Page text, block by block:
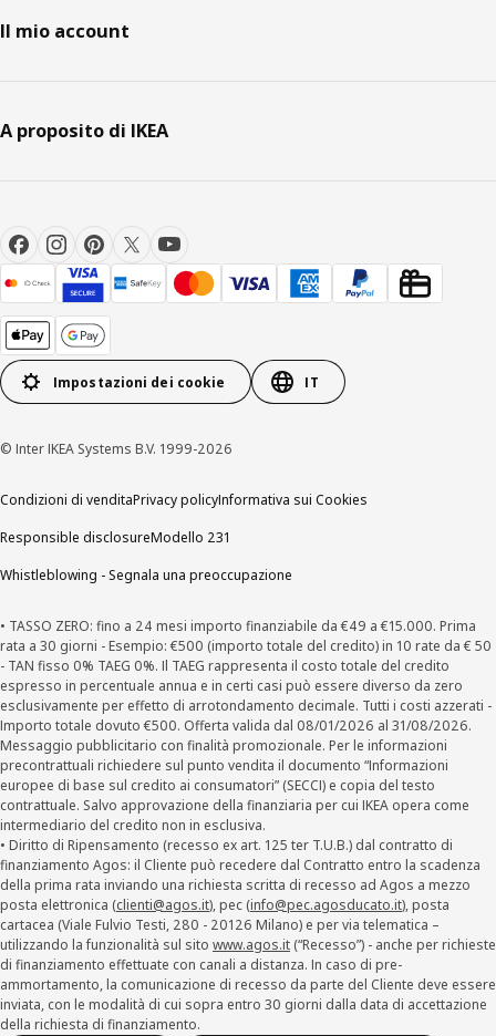
Il mio account
A proposito di IKEA
Impostazioni dei cookie IT
© Inter IKEA Systems B.V. 1999-2026
Condizioni di venditaPrivacy policyInformativa sui Cookies
Responsible disclosureModello 231
Whistleblowing - Segnala una preoccupazione
• TASSO ZERO: fino a 24 mesi importo finanziabile da €49 a €15.000. Prima
rata a 30 giorni - Esempio: €500 (importo totale del credito) in 10 rate da € 50
- TAN fisso 0% TAEG 0%. Il TAEG rappresenta il costo totale del credito
espresso in percentuale annua e in certi casi può essere diverso da zero
esclusivamente per effetto di arrotondamento decimale. Tutti i costi azzerati -
Importo totale dovuto €500. Offerta valida dal 08/01/2026 al 31/08/2026.
Messaggio pubblicitario con finalità promozionale. Per le informazioni
precontrattuali richiedere sul punto vendita il documento “Informazioni
europee di base sul credito ai consumatori” (SECCI) e copia del testo
contrattuale. Salvo approvazione della finanziaria per cui IKEA opera come
intermediario del credito non in esclusiva.
• Diritto di Ripensamento (recesso ex art. 125 ter T.U.B.) dal contratto di
finanziamento Agos: il Cliente può recedere dal Contratto entro la scadenza
della prima rata inviando una richiesta scritta di recesso ad Agos a mezzo
posta elettronica (clienti@agos.it), pec (info@pec.agosducato.it), posta
cartacea (Viale Fulvio Testi, 280 - 20126 Milano) e per via telematica –
utilizzando la funzionalità sul sito www.agos.it (“Recesso”) - anche per richieste
di finanziamento effettuate con canali a distanza. In caso di pre-
ammortamento, la comunicazione di recesso da parte del Cliente deve essere
inviata, con le modalità di cui sopra entro 30 giorni dalla data di accettazione
della richiesta di finanziamento.